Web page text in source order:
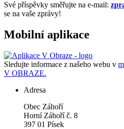
Své příspěvky směřujte na e-mail:
se na vaše zprávy!
Mobilní aplikace
Sledujte informace z našeho webu v
V OBRAZE.
Adresa
Obec Záhoří
Horní Záhoří č. 8
397 01 Písek